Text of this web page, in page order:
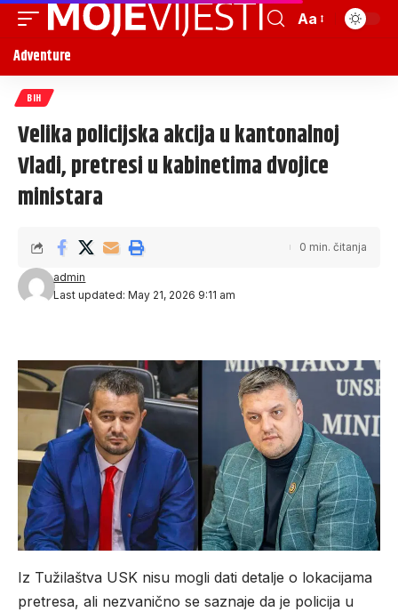
Aa
Adventure
BIH
Velika policijska akcija u kantonalnoj
Vladi, pretresi u kabinetima dvojice
ministara
Last updated: May 21, 2026 9:11 am
admin
0 min. čitanja
Iz Tužilaštva USK nisu mogli dati detalje o lokacijama
pretresa, ali nezvanično se saznaje da je policija u